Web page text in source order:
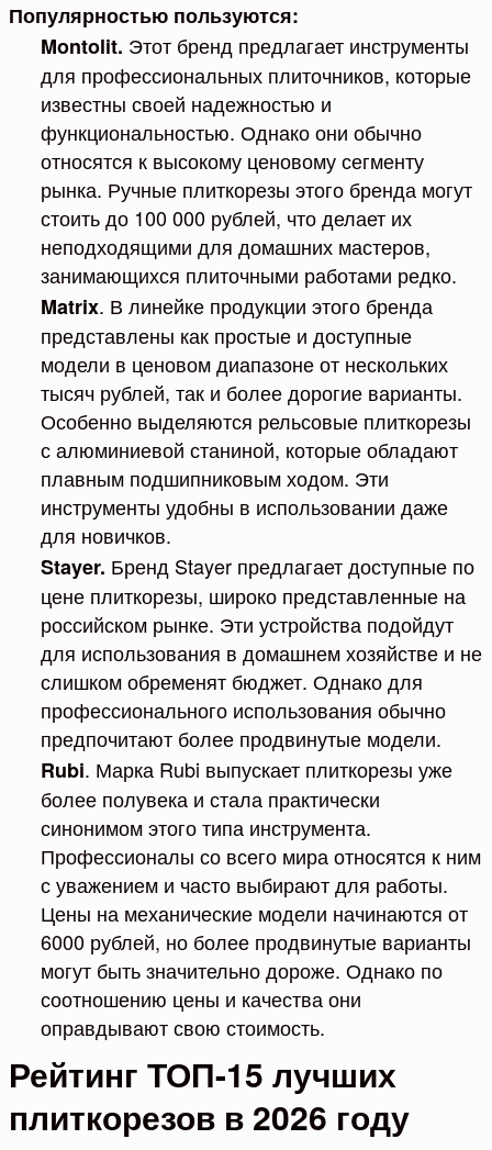
Популярностью пользуются:
Montolit. Этот бренд предлагает инструменты
для профессиональных плиточников, которые
известны своей надежностью и
функциональностью. Однако они обычно
относятся к высокому ценовому сегменту
рынка. Ручные плиткорезы этого бренда могут
стоить до 100 000 рублей, что делает их
неподходящими для домашних мастеров,
занимающихся плиточными работами редко.
Matrix. В линейке продукции этого бренда
представлены как простые и доступные
модели в ценовом диапазоне от нескольких
тысяч рублей, так и более дорогие варианты.
Особенно выделяются рельсовые плиткорезы
с алюминиевой станиной, которые обладают
плавным подшипниковым ходом. Эти
инструменты удобны в использовании даже
для новичков.
Stayer. Бренд Stayer предлагает доступные по
цене плиткорезы, широко представленные на
российском рынке. Эти устройства подойдут
для использования в домашнем хозяйстве и не
слишком обременят бюджет. Однако для
профессионального использования обычно
предпочитают более продвинутые модели.
Rubi. Марка Rubi выпускает плиткорезы уже
более полувека и стала практически
синонимом этого типа инструмента.
Профессионалы со всего мира относятся к ним
с уважением и часто выбирают для работы.
Цены на механические модели начинаются от
6000 рублей, но более продвинутые варианты
могут быть значительно дороже. Однако по
соотношению цены и качества они
оправдывают свою стоимость.
Рейтинг ТОП-15 лучших
плиткорезов в 2026 году